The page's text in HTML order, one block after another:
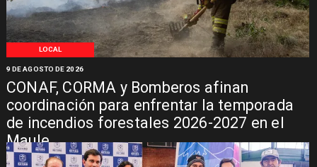
LOCAL
CONAF, CORMA y Bomberos afinan
coordinación para enfrentar la temporada
de incendios forestales 2026-2027 en el
Maule
9 DE AGOSTO DE 2026